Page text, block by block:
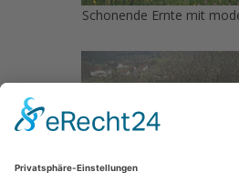
Schonende Ernte mit